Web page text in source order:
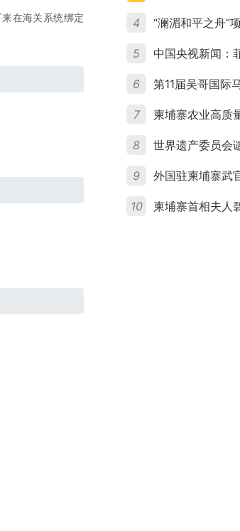
在海关系统绑定
4
5
6
7
8
9
10